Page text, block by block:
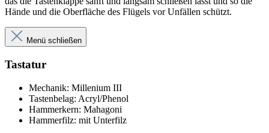
Hände und die Oberfläche des Flügels vor Unfällen schützt.
Menü schließen
Tastatur
Mechanik: Millenium III
Tastenbelag: Acryl/Phenol
Hammerkern: Mahagoni
Hammerfilz: mit Unterfilz